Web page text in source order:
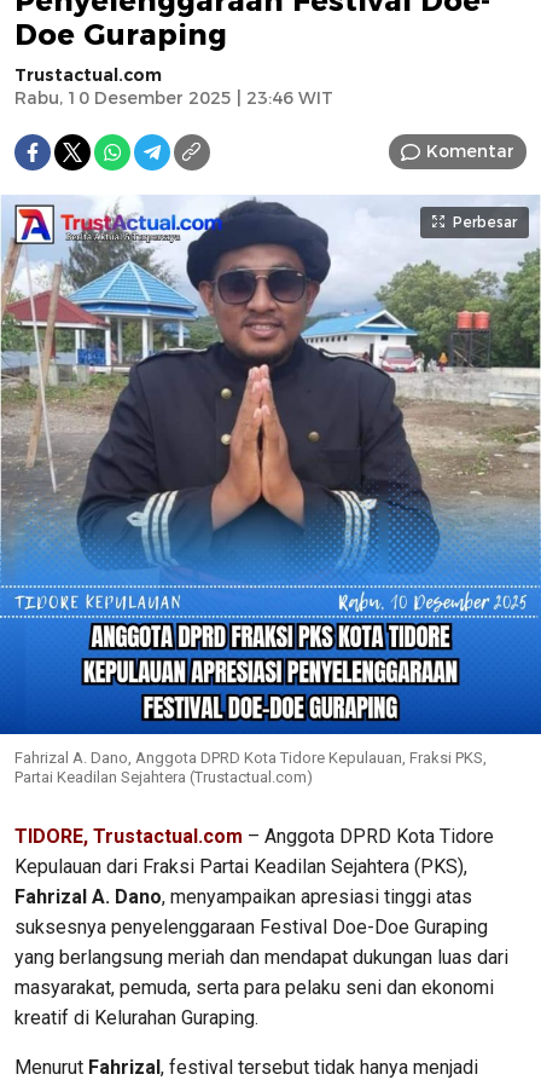
Doe Guraping
Trustactual.com
Rabu, 10 Desember 2025 | 23:46 WIT
Komentar
Perbesar
Fahrizal A. Dano, Anggota DPRD Kota Tidore Kepulauan, Fraksi PKS,
Partai Keadilan Sejahtera (Trustactual.com)
TIDORE, Trustactual.com – Anggota DPRD Kota Tidore
Kepulauan dari Fraksi Partai Keadilan Sejahtera (PKS),
Fahrizal A. Dano, menyampaikan apresiasi tinggi atas
suksesnya penyelenggaraan Festival Doe-Doe Guraping
yang berlangsung meriah dan mendapat dukungan luas dari
masyarakat, pemuda, serta para pelaku seni dan ekonomi
kreatif di Kelurahan Guraping.
Menurut Fahrizal, festival tersebut tidak hanya menjadi